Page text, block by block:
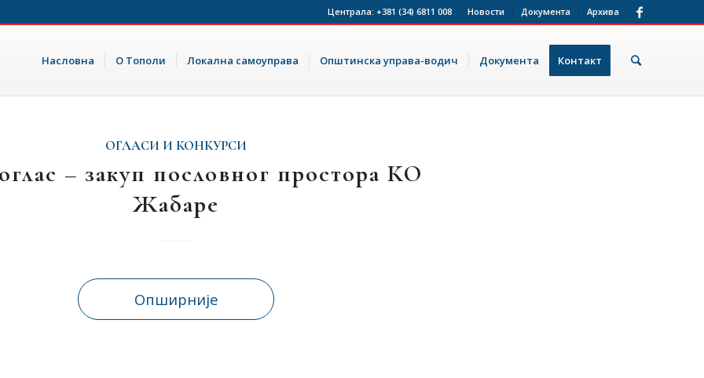
Новости Документа Архива
Централа: +381 (34) 6811 008
Насловна О Тополи Локална самоуправа Општинска управа-водич Документа Контакт
ОГЛАСИ И КОНКУРСИ
– закуп пословног простора КО
Жабаре
Опширније